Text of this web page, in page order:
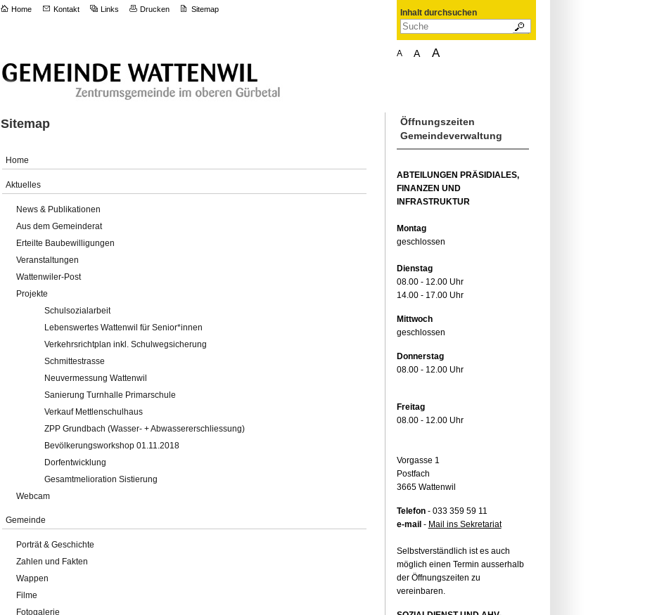
Home Kontakt Links Drucken Sitemap Inhalt durchsuchen
A A A
Sitemap
Home
Aktuelles
News & Publikationen
Aus dem Gemeinderat
Erteilte Baubewilligungen
Veranstaltungen
Wattenwiler-Post
Projekte
Schulsozialarbeit
Lebenswertes Wattenwil für Senior*innen
Verkehrsrichtplan inkl. Schulwegsicherung
Schmittestrasse
Neuvermessung Wattenwil
Sanierung Turnhalle Primarschule
Verkauf Mettlenschulhaus
ZPP Grundbach (Wasser- + Abwassererschliessung)
Bevölkerungsworkshop 01.11.2018
Dorfentwicklung
Gesamtmelioration Sistierung
Webcam
Gemeinde
Porträt & Geschichte
Zahlen und Fakten
Wappen
Filme
Fotogalerie
Öffnungszeiten
Gemeindeverwaltung
ABTEILUNGEN PRÄSIDIALES,
FINANZEN UND
INFRASTRUKTUR
Montag
geschlossen
Dienstag
08.00 - 12.00 Uhr
14.00 - 17.00 Uhr
Mittwoch
geschlossen
Donnerstag
08.00 - 12.00 Uhr
Freitag
08.00 - 12.00 Uhr
Vorgasse 1
Postfach
3665 Wattenwil
Telefon- 033 359 59 11
e-mail - Mail ins Sekretariat
Selbstverständlich ist es auch
möglich einen Termin ausserhalb
der Öffnungszeiten zu
vereinbaren.